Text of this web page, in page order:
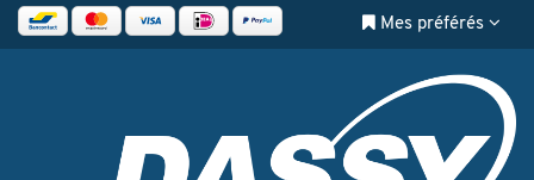
Mes préférés